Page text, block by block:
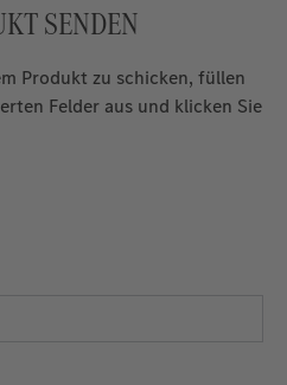
SENDEN
Produkt zu schicken, füllen
Felder aus und klicken Sie